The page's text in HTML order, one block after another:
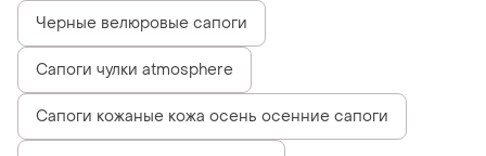
Черные велюровые сапоги
Сапоги чулки atmosphere
Сапоги кожаные кожа осень осенние сапоги